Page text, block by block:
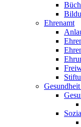
Ehrenamt